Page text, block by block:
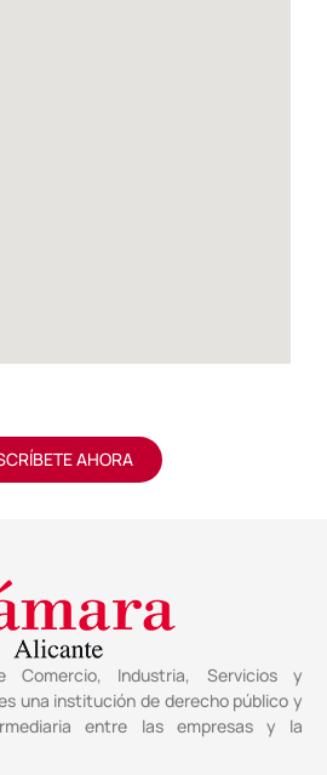
AHORA
Comercio, Industria, Servicios y
una institución de derecho público y
entre las empresas y la